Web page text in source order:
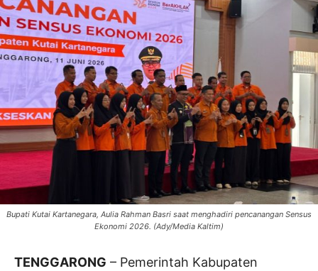
Bupati Kutai Kartanegara, Aulia Rahman Basri saat menghadiri pencanangan Sensus
Ekonomi 2026. (Ady/Media Kaltim)
TENGGARONG – Pemerintah Kabupaten